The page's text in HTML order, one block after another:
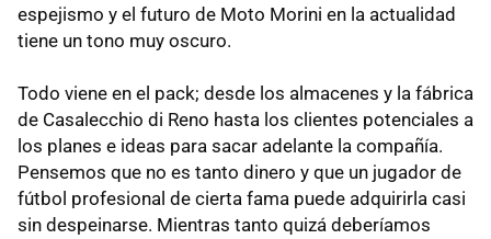
espejismo y el futuro de Moto Morini en la actualidad
tiene un tono muy oscuro.
Todo viene en el pack; desde los almacenes y la fábrica
de Casalecchio di Reno hasta los clientes potenciales a
los planes e ideas para sacar adelante la compañía.
Pensemos que no es tanto dinero y que un jugador de
fútbol profesional de cierta fama puede adquirirla casi
sin despeinarse. Mientras tanto quizá deberíamos